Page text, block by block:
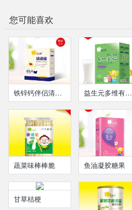
您可能喜欢
铁锌钙伴侣清清宝盒装 益生元多维有机米粉盒装
蔬菜味棒棒脆 鱼油凝胶糖果
甘草桔梗